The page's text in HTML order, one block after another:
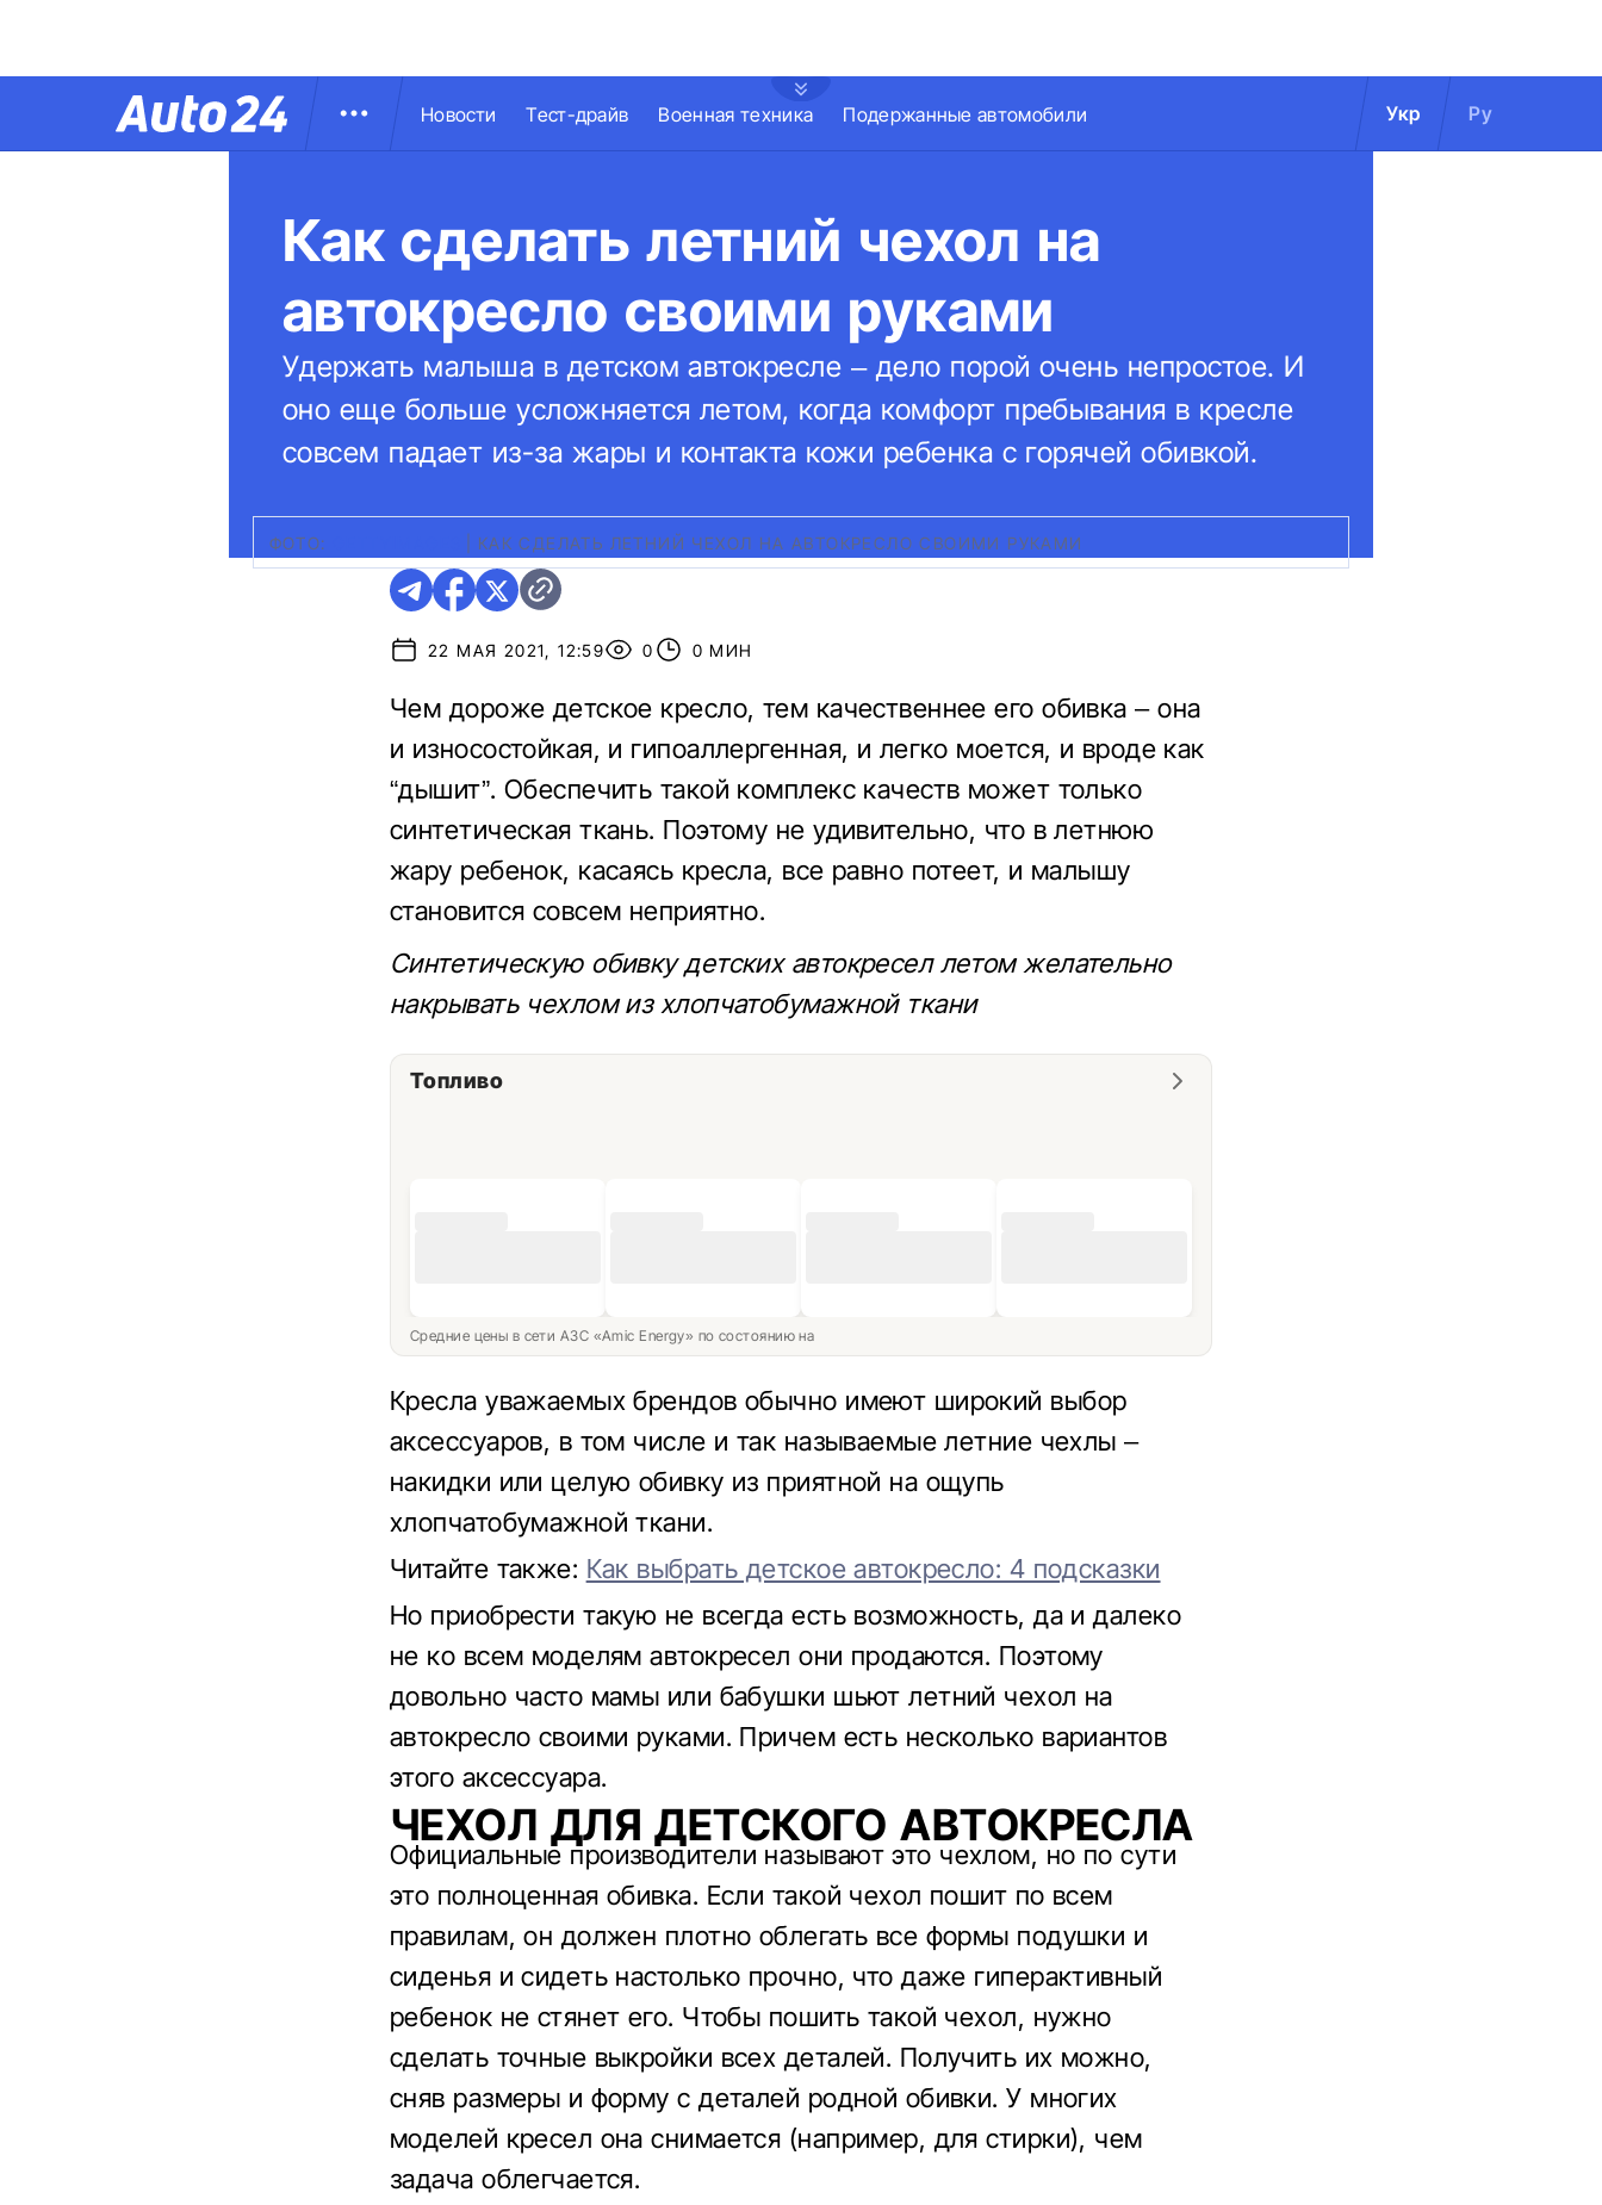
Новости Тест-драйв Военная техника Подержанные автомобили Укр Ру
Как сделать летний чехол на
автокресло своими руками
Удержать малыша в детском автокресле – дело порой очень непростое. И
оно еще больше усложняется летом, когда комфорт пребывания в кресле
совсем падает из-за жары и контакта кожи ребенка с горячей обивкой.
ФОТО: КАК СДЕЛАТЬ ЛЕТНИЙ ЧЕХОЛ НА АВТОКРЕСЛО СВОИМИ РУКАМИ
22 МАЯ 2021, 12:59 0 0 МИН
Чем дороже детское кресло, тем качественнее его обивка – она
и износостойкая, и гипоаллергенная, и легко моется, и вроде как
“дышит”. Обеспечить такой комплекс качеств может только
синтетическая ткань. Поэтому не удивительно, что в летнюю
жару ребенок, касаясь кресла, все равно потеет, и малышу
становится совсем неприятно.
Синтетическую обивку детских автокресел летом желательно
накрывать чехлом из хлопчатобумажной ткани
Топливо
Средние цены в сети АЗС «Amic Energy» по состоянию на
Кресла уважаемых брендов обычно имеют широкий выбор
аксессуаров, в том числе и так называемые летние чехлы –
накидки или целую обивку из приятной на ощупь
хлопчатобумажной ткани.
Читайте также: Как выбрать детское автокресло: 4 подсказки
Но приобрести такую не всегда есть возможность, да и далеко
не ко всем моделям автокресел они продаются. Поэтому
довольно часто мамы или бабушки шьют летний чехол на
автокресло своими руками. Причем есть несколько вариантов
этого аксессуара.
ЧЕХОЛ ДЛЯ ДЕТСКОГО АВТОКРЕСЛА
Официальные производители называют это чехлом, но по сути
это полноценная обивка. Если такой чехол пошит по всем
правилам, он должен плотно облегать все формы подушки и
сиденья и сидеть настолько прочно, что даже гиперактивный
ребенок не стянет его. Чтобы пошить такой чехол, нужно
сделать точные выкройки всех деталей. Получить их можно,
сняв размеры и форму с деталей родной обивки. У многих
моделей кресел она снимается (например, для стирки), чем
задача облегчается.